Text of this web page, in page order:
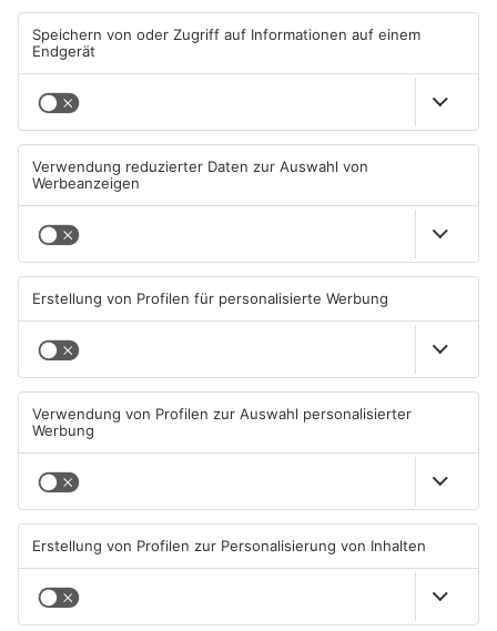
Mehr aus Main-
Kinzig-Kreis
Mann schießt in Neuberg mit
Schreckschusswaffe auf
KINZIG-KREIS
Schwerer Unfall zwischen
Langenselbolder Dreieck und
KINZIG-KREIS